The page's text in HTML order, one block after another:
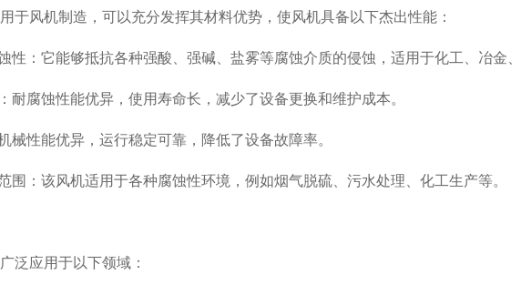
风机制造，可以充分发挥其材料优势，使风机具备以下杰出性能：
：它能够抵抗各种强酸、强碱、盐雾等腐蚀介质的侵蚀，适用于化工、冶金、
腐蚀性能优异，使用寿命长，减少了设备更换和维护成本。
性能优异，运行稳定可靠，降低了设备故障率。
：该风机适用于各种腐蚀性环境，例如烟气脱硫、污水处理、化工生产等。
应用于以下领域：